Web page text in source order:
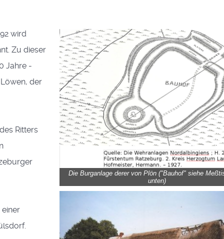
wird
Zu dieser
Jahre -
der
Ritters
Die Burganlage derer von Plön ("Bauhof" siehe
unten)